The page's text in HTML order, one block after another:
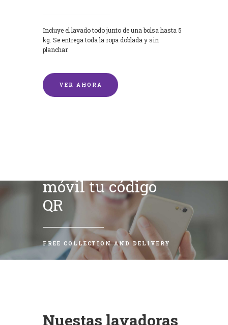
Incluye el lavado todo junto de una bolsa hasta 5
kg. Se entrega toda la ropa doblada y sin
planchar.
VER AHORA
móvil tu código
QR
FREE COLLECTION AND DELIVERY
Nuestas lavadoras